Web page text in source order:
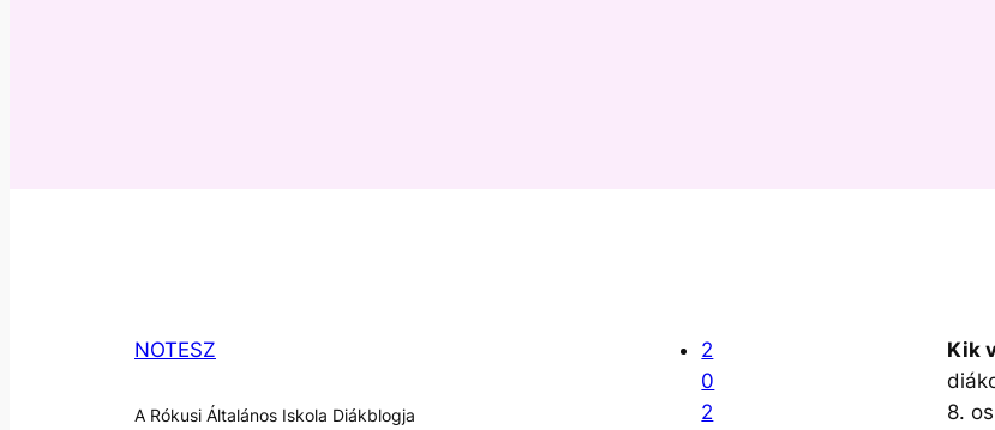
NOTESZ
A Rókusi Általános Iskola Diákblogja
2
0
2
Kik
8.